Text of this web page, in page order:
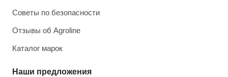
Советы по безопасности
Отзывы об Agroline
Каталог марок
Наши предложения